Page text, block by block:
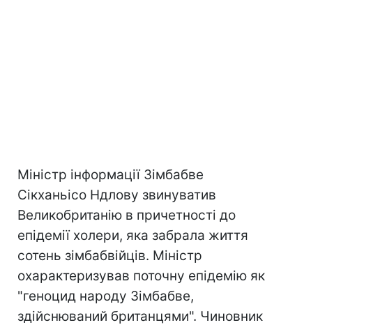
Міністр інформації Зімбабве
Сікханьісо Ндлову звинуватив
Великобританію в причетності до
епідемії холери, яка забрала життя
сотень зімбабвійців. Міністр
охарактеризував поточну епідемію як
"геноцид народу Зімбабве,
здійснюваний британцями". Чиновник